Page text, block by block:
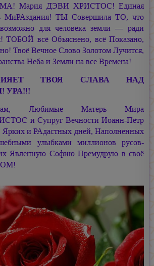
Мария ДЭВИ ХРИСТОС! Единая
МиРАздания! ТЫ Совершила ТО, что
для человека земли — ради
ТОБОЙ всё Объяснено, всё Показано,
Твоё Вечное Слово Золотом Лучится,
Неба и Земли на все Времена!
ТВОЯ СЛАВА НАД
УРА!!!
Любимые Матерь Мира
и Супруг ВечностиИоанн-Пётр
и РАдастных дней, Наполненных
улыбками миллионов русов-
Явленную Софию Премудрую в своё
ОМ!